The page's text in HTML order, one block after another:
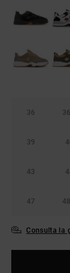
36
39
43
47
Consulta la